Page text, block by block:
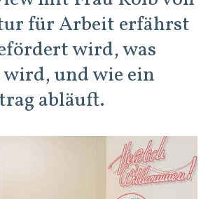
für Arbeit erfährst
wird, was
und wie ein
abläuft.